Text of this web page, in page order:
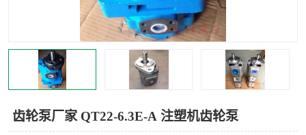
齿轮泵厂家 QT22-6.3E-A 注塑机齿轮泵